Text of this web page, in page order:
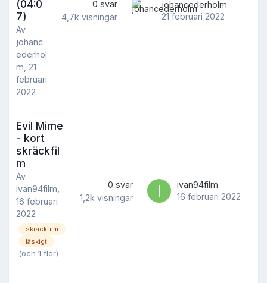
(04:0
7)
Av
johanc
ederhol
m, 21
februari
2022
0 svar
4,7k visningar
johancederholm
21 februari 2022
Evil Mime
- kort
skräckfil
m
Av
ivan94film,
16 februari
2022
skräckfilm
läskigt
(och 1 fler)
0 svar
1,2k visningar
ivan94film
16 februari 2022